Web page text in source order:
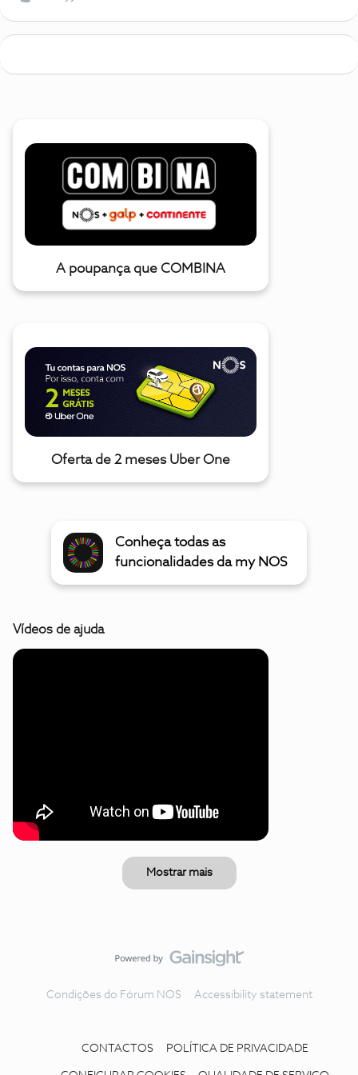
A poupança que COMBINA
Oferta de 2 meses Uber One
Conheça todas as
funcionalidades da my NOS
Vídeos de ajuda
Mostrar mais
Condições do Fórum NOS Accessibility statement
CONTACTOS POLÍTICA DE PRIVACIDADE